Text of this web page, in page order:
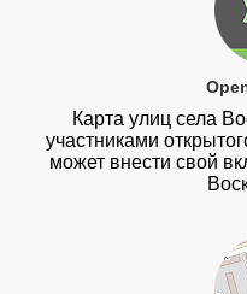
Карта улиц села
участниками
может внести свой